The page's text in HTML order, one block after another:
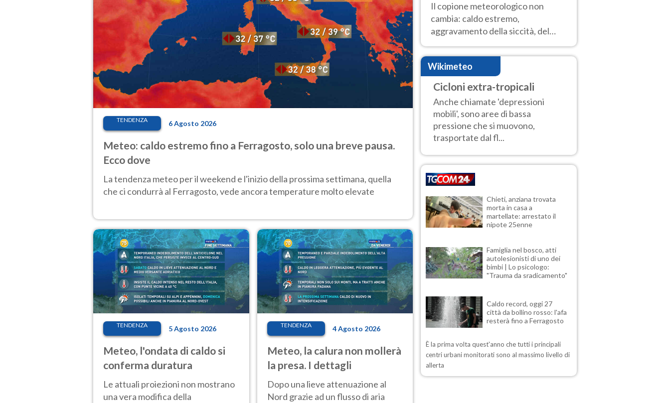
TENDENZA 6 Agosto 2026
Meteo: caldo estremo fino a Ferragosto, solo una breve pausa.
Ecco dove
La tendenza meteo per il weekend e l'inizio della prossima settimana, quella
che ci condurrà al Ferragosto, vede ancora temperature molto elevate
TENDENZA 5 Agosto 2026
Meteo, l'ondata di caldo si
conferma duratura
Le attuali proiezioni non mostrano
una vera modifica della
TENDENZA 4 Agosto 2026
Meteo, la calura non mollerà
la presa. I dettagli
Dopo una lieve attenuazione al
Nord grazie ad un flusso di aria
Il copione meteorologico non
cambia: caldo estremo,
aggravamento della siccità, del
rischio incendi e temporali di
calore. Nessun cambiamento fino
Ferragosto
Wikimeteo
Cicloni extra-tropicali
Anche chiamate 'depressioni
mobili', sono aree di bassa
pressione che si muovono,
trasportate dal fl...
Chieti, anziana trovata
morta in casa a
martellate: arrestato il
nipote 25enne
Famiglia nel bosco, atti
autolesionisti di uno dei
bimbi | Lo psicologo:
"Trauma da sradicamento"
Caldo record, oggi 27
città da bollino rosso: l'afa
resterà fino a Ferragosto
È la prima volta quest'anno che tutti i principali
centri urbani monitorati sono al massimo livello di
allerta